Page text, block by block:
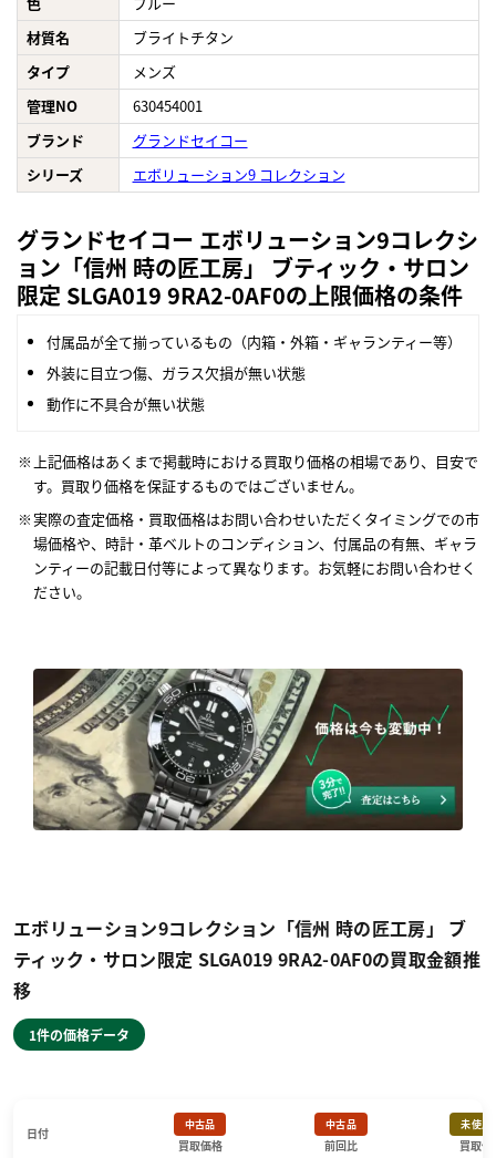
材質名
ブライトチタン
タイプ
メンズ
管理NO
630454001
ブランド
グランドセイコー
シリーズ
エボリューション9 コレクション
グランドセイコー エボリューション9コレクシ
ョン「信州 時の匠工房」 ブティック・サロン
限定 SLGA019 9RA2-0AF0の上限価格の条件
付属品が全て揃っているもの（内箱・外箱・ギャランティー等）
外装に目立つ傷、ガラス欠損が無い状態
動作に不具合が無い状態
上記価格はあくまで掲載時における買取り価格の相場であり、目安で
す。買取り価格を保証するものではございません。
実際の査定価格・買取価格はお問い合わせいただくタイミングでの市
場価格や、時計・革ベルトのコンディション、付属品の有無、ギャラ
ンティーの記載日付等によって異なります。お気軽にお問い合わせく
ださい。
エボリューション9コレクション「信州 時の匠工房」 ブ
ティック・サロン限定 SLGA019 9RA2-0AF0の買取金額推
移
1件の価格データ
日付
中古品
買取価格
中古品
前回比
未使用
買取価